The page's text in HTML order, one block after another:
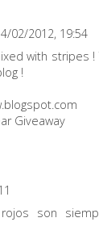
02/2012, 19:54
with stripes !
!
Giveaway
son